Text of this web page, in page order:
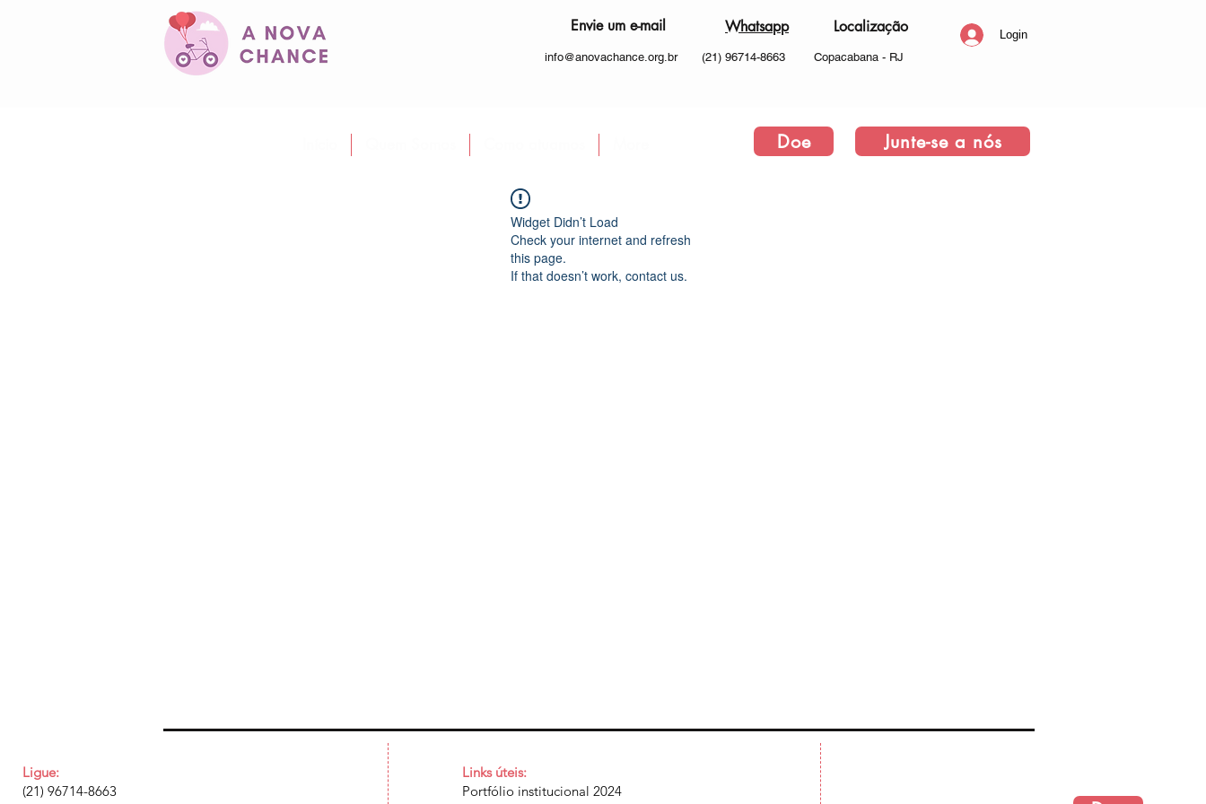
Envie um e-mail
info@anovachance.org.br
Whatsapp
(21) 96714-8663
Localização
Copacabana - RJ
Login
Doe Junte-se a nós
Widget Didn’t Load
Check your internet and refresh
this page.
If that doesn’t work, contact us.
Ligue:
(21) 96714-8663
Links úteis:
Portfólio institucional 2024